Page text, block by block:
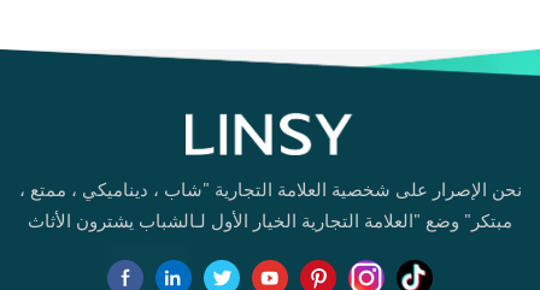
كمبيوتر منزلي DF1V-B
نحن الإصرار على شخصية العلامة التجارية "شاب ، ديناميكي ، ممتع ،
مبتكر" وضع "العلامة التجارية الخيار الأول لـالشباب يشترون الأثاث